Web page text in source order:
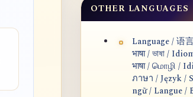
OTHER LANGUAGES
Language / 语
भाषा / ভাষা /
भाषा / மொழி /
ภาษา / Język /
ngữ / Langue /